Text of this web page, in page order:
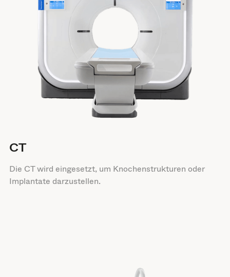
CT
Die CT wird eingesetzt, um Knochenstrukturen oder
Implantate darzustellen.